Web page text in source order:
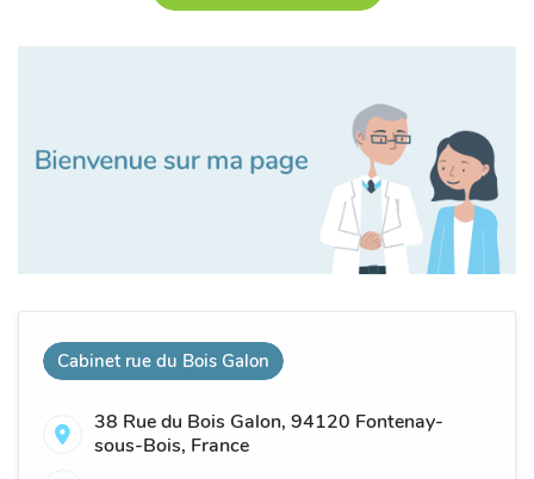
Cabinet rue du Bois Galon
38 Rue du Bois Galon, 94120 Fontenay-
sous-Bois, France